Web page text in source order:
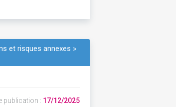
et risques annexes »
publication : 17/12/2025